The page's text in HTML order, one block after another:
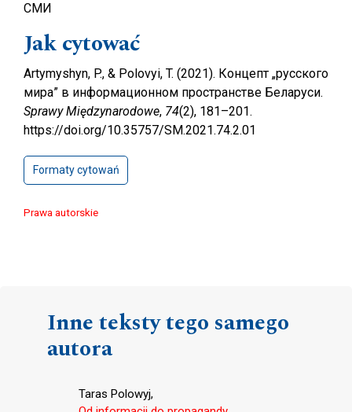
СМИ
Jak cytować
Artymyshyn, P., & Polovyi, T. (2021). Концепт „русского
мира” в информационном пространстве Беларуси.
Sprawy Międzynarodowe, 74(2), 181–201.
https://doi.org/10.35757/SM.2021.74.2.01
Formaty cytowań
Prawa autorskie
Inne teksty tego samego
autora
Taras Polowyj,